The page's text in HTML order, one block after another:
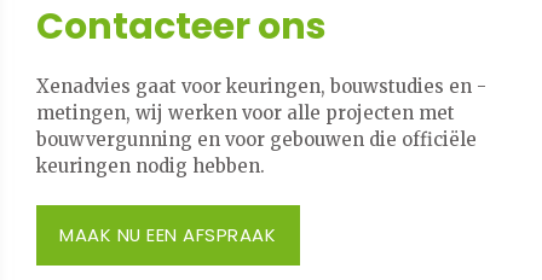
Contacteer ons
Xenadvies gaat voor keuringen, bouwstudies en -
metingen, wij werken voor alle projecten met
bouwvergunning en voor gebouwen die officiële
keuringen nodig hebben.
MAAK NU EEN AFSPRAAK